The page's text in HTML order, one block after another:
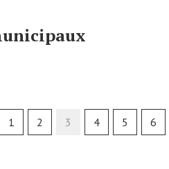
1 2 3 4 5 6